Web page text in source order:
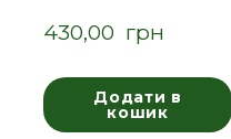
430,00  грн
Додати в
кошик